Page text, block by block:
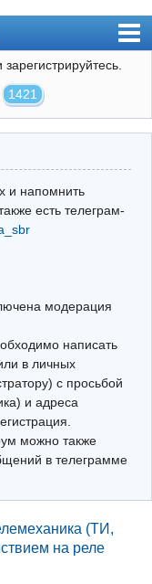
1421
и напомнить
есть телеграм-
модерация
написать
в личных
с просьбой
и адреса
можно также
в телеграмме
(ТИ,
на реле